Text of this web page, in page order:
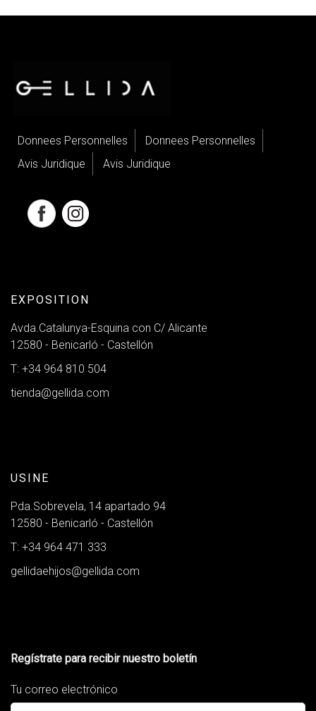
Donnees Personnelles
Donnees Personnelles
Avis Juridique
Avis Juridique
EXPOSITION
Avda.Catalunya-Esquina con C/ Alicante
12580 - Benicarló - Castellón
T: +34 964 810 504
tienda@gellida.com
USINE
Pda.Sobrevela, 14 apartado 94
12580 - Benicarló - Castellón
T: +34 964 471 333
gellidaehijos@gellida.com
Regístrate para recibir nuestro boletín
Tu correo electrónico